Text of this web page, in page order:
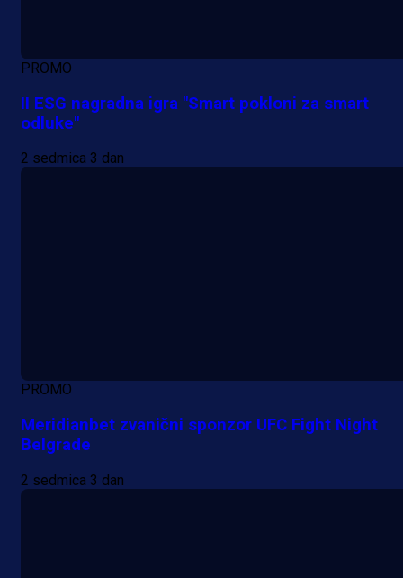
PROMO
II ESG nagradna igra "Smart pokloni za smart
odluke"
2 sedmica 3 dan
PROMO
Meridianbet zvanični sponzor UFC Fight Night
Belgrade
2 sedmica 3 dan